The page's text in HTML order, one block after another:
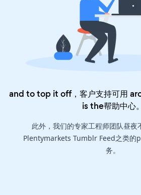
and to top it off，客户支持可用
is the帮助中心。
此外，我们的专家工程师团队昼夜
Plentymarkets Tumblr Feed之类的
务。